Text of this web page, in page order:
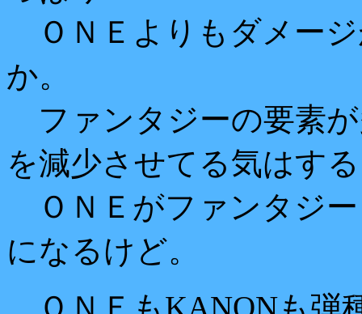
ＯＮＥよりもダメー
か。
ファンタジーの要素
を減少させてる気はす
ＯＮＥがファンタジ
になるけど。
ＯＮＥもKANONも弾